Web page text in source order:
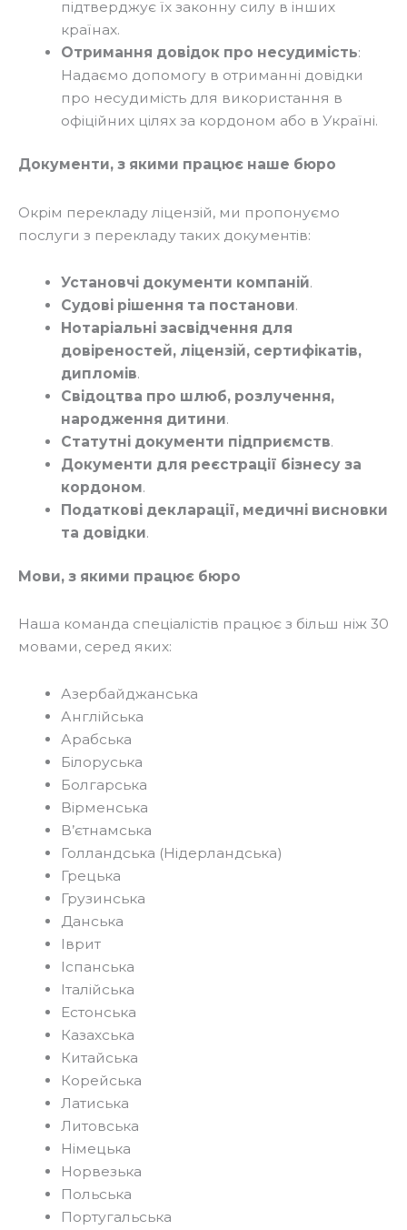
підтверджує їх законну силу в інших
країнах.
Отримання довідок про несудимість:
Надаємо допомогу в отриманні довідки
про несудимість для використання в
офіційних цілях за кордоном або в Україні.
Документи, з якими працює наше бюро
Окрім перекладу ліцензій, ми пропонуємо
послуги з перекладу таких документів:
Установчі документи компаній.
Судові рішення та постанови.
Нотаріальні засвідчення для
довіреностей, ліцензій, сертифікатів,
дипломів.
Свідоцтва про шлюб, розлучення,
народження дитини.
Статутні документи підприємств.
Документи для реєстрації бізнесу за
кордоном.
Податкові декларації, медичні висновки
та довідки.
Мови, з якими працює бюро
Наша команда спеціалістів працює з більш ніж 30
мовами, серед яких:
Азербайджанська
Англійська
Арабська
Білоруська
Болгарська
Вірменська
В’єтнамська
Голландська (Нідерландська)
Грецька
Грузинська
Данська
Іврит
Іспанська
Італійська
Естонська
Казахська
Китайська
Корейська
Латиська
Литовська
Німецька
Норвезька
Польська
Португальська